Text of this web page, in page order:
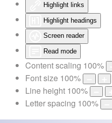
Highlight links
Highlight headings
Screen reader
Read mode
Content scaling 100%
Font size 100%
Line height 100%
Letter spacing 100%